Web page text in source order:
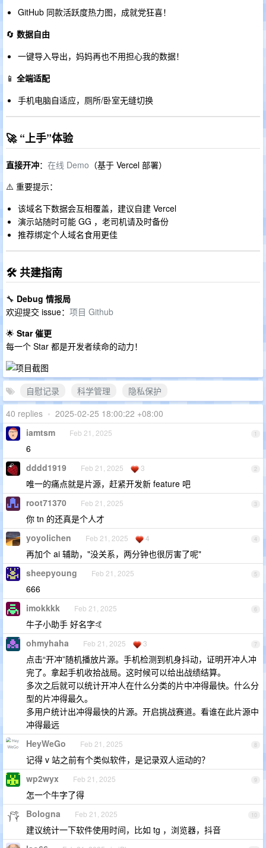
GitHub 同款活跃度热力图，成就党狂喜！
🔄 数据自由
一键导入导出，妈妈再也不用担心我的数据！
📱 全端适配
手机电脑自适应，厕所/卧室无缝切换
🚀 “上手”体验
直接开冲： 在线 Demo （基于 Vercel 部署）
⚠️ 重要提示：
该域名下数据会互相覆盖，建议自建 Vercel
演示站随时可能 GG ，老司机请及时备份
推荐绑定个人域名食用更佳
🛠️ 共建指南
🔧 Debug 情报局
欢迎提交 issue： 项目 Github
🌟 Star 催更
每一个 Star 都是开发者续命的动力！
自慰记录 科学管理
隐私保护
40 replies • 2025-02-25 18:00:22 +08:00
1
iamtsm Feb 21, 2025
6
2
dddd1919 Feb 21, 2025 3
唯一的痛点就是片源，赶紧开发新 feature 吧
3
root71370 Feb 21, 2025
你 tn 的还真是个人才
4
yoyolichen Feb 21, 2025 4
再加个 ai 辅助，"没关系，两分钟也很厉害了呢"
5
sheepyoung Feb 21, 2025
666
6
imokkkk Feb 21, 2025
牛子小助手 好名字🤙
7
ohmyhaha Feb 21, 2025 3
点击“开冲”随机播放片源。手机检测到机身抖动，证明开冲人冲
完了。拿起手机收拾战局。这时候可以给出战绩结算。
多次之后就可以统计开冲人在什么分类的片中冲得最快。什么分
型的片冲得最久。
多用户统计出冲得最快的片源。开启挑战赛道。看谁在此片源中
冲得最远
8
HeyWeGo Feb 21, 2025
记得 v 站之前有个类似软件，是记录双人运动的？
9
wp2wyx Feb 21, 2025
怎一个牛字了得
10
Bologna Feb 21, 2025
建议统计一下软件使用时间，比如 tg ，浏览器，抖音